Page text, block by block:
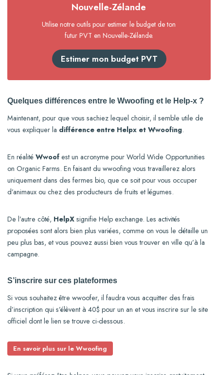
Nouvelle-Zélande
Utilise notre outils pour estimer le budget de ton
futur PVT en Nouvelle-Zélande.
Estimer mon budget PVT
Quelques différences entre le Wwoofing et le Help-x ?
Maintenant, pour que vous sachiez lequel choisir, il semble utile de
vous expliquer la différence entre Helpx et Wwoofing.
En réalité Wwoof est un acronyme pour World Wide Opportunities
on Organic Farms. En faisant du wwoofing vous travaillerez alors
uniquement dans des fermes bio, que ce soit pour vous occuper
d’animaux ou chez des producteurs de fruits et légumes.
De l’autre côté, HelpX signifie Help exchange. Les activités
proposées sont alors bien plus variées, comme on vous le détaille un
peu plus bas, et vous pouvez aussi bien vous trouver en ville qu’à la
campagne.
S’inscrire sur ces plateformes
Si vous souhaitez être wwoofer, il faudra vous acquitter des frais
d’inscription qui s’élèvent à 40$ pour un an et vous inscrire sur le site
officiel dont le lien se trouve ci-dessous.
En savoir plus sur le Wwoofing